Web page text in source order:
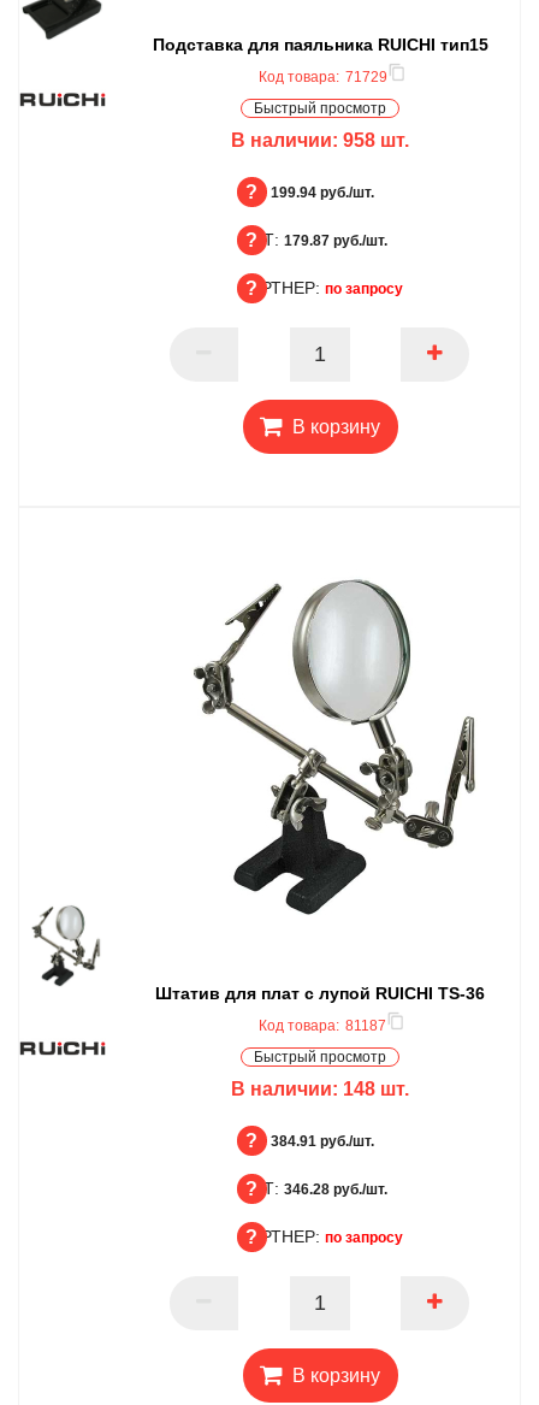
Подставка для паяльника RUICHI тип15
Код товара: 71729
Быстрый просмотр
В наличии: 958 шт.
БЦ: 199.94 руб./шт.
ОПТ: 179.87 руб./шт.
ПАРТНЕР: по запросу
В корзину
Штатив для плат с лупой RUICHI TS-36
Код товара: 81187
Быстрый просмотр
В наличии: 148 шт.
БЦ: 384.91 руб./шт.
ОПТ: 346.28 руб./шт.
ПАРТНЕР: по запросу
В корзину